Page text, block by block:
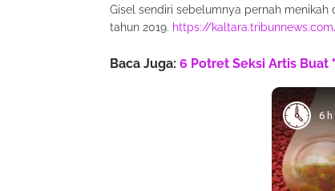
Gisel sendiri sebelumnya pernah
tahun 2019. https://
Baca Juga: 6 Potret Seksi Artis Buat
6 h